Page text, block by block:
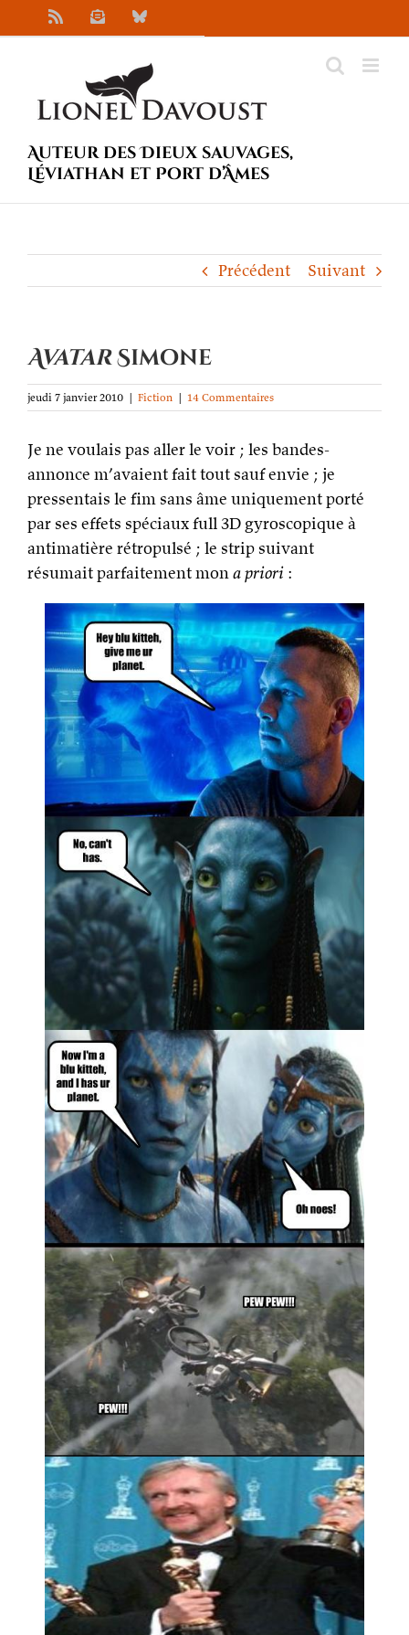
au
NewsletterBluesky
Auteur des Dieux sauvages,
Léviathan et Port d’Âmes
Précédent Suivant
AvatarSimone
jeudi 7 janvier 2010 | Fiction | 14 Commentaires
Je ne voulais pas aller le voir ; les bandes-
annonce m’avaient fait tout sauf envie ; je
pressentais le fim sans âme uniquement porté
par ses effets spéciaux full 3D gyroscopique à
antimatière rétropulsé ; le strip suivant
résumait parfaitement mona priori :